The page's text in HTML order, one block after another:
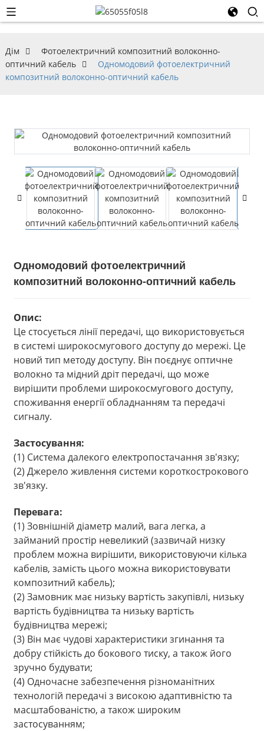
Дім
Фотоелектричний композитний волоконно-
оптичний кабель
Одномодовий фотоелектричний
композитний волоконно-оптичний кабель
Одномодовий фотоелектричний
композитний волоконно-оптичний кабель
Опис:
Це стосується лінії передачі, що використовується
в системі широкосмугового доступу до мережі. Це
новий тип методу доступу. Він поєднує оптичне
волокно та мідний дріт передачі, що може
вирішити проблеми широкосмугового доступу,
споживання енергії обладнанням та передачі
сигналу.
Застосування:
(1) Система далекого електропостачання зв'язку;
(2) Джерело живлення системи короткострокового
зв'язку.
Перевага:
(1) Зовнішній діаметр малий, вага легка, а
займаний простір невеликий (зазвичай низку
проблем можна вирішити, використовуючи кілька
кабелів, замість цього можна використовувати
композитний кабель);
(2) Замовник має низьку вартість закупівлі, низьку
вартість будівництва та низьку вартість
будівництва мережі;
(3) Він має чудові характеристики згинання та
добру стійкість до бокового тиску, а також його
зручно будувати;
(4) Одночасне забезпечення різноманітних
технологій передачі з високою адаптивністю та
масштабованістю, а також широким
застосуванням;